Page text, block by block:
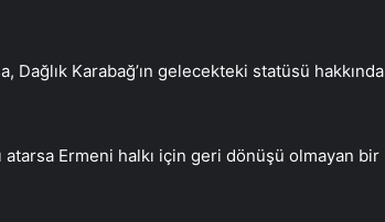
Karabağ’ın gelecekteki statüsü hakkında
​​Ermeni halkı için geri dönüşü olmayan bir